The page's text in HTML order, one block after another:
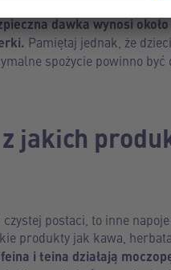
w jej przypadku warto
dawka wynosi
Pamiętaj jednak, że
spożycie powinno być
jakich
postaci, to inne
produkty jak kawa,
i teina działają